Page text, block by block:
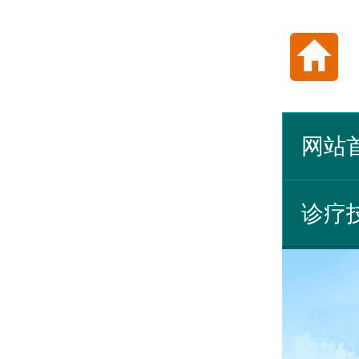
网站
诊疗